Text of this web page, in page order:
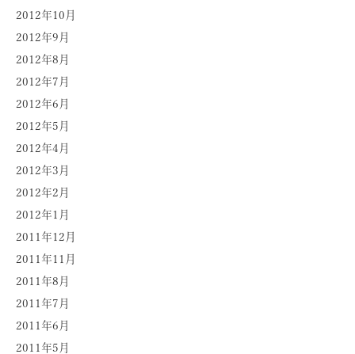
2012年10月
2012年9月
2012年8月
2012年7月
2012年6月
2012年5月
2012年4月
2012年3月
2012年2月
2012年1月
2011年12月
2011年11月
2011年8月
2011年7月
2011年6月
2011年5月